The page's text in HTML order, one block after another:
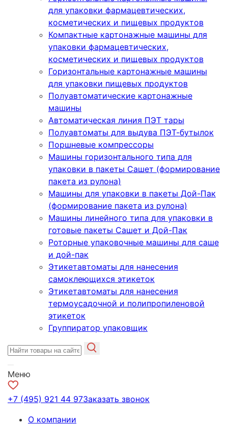
для упаковки фармацевтических,
косметических и пищевых продуктов
Компактные картонажные машины для
упаковки фармацевтических,
косметических и пищевых продуктов
Горизонтальные картонажные машины
для упаковки пищевых продуктов
Полуавтоматические картонажные
машины
Автоматическая линия ПЭТ тары
Полуавтоматы для выдува ПЭТ-бутылок
Поршневые компрессоры
Машины горизонтального типа для
упаковки в пакеты Сашет (формирование
пакета из рулона)
Машины для упаковки в пакеты Дой-Пак
(формирование пакета из рулона)
Машины линейного типа для упаковки в
готовые пакеты Сашет и Дой-Пак
Роторные упаковочные машины для саше
и дой-пак
Этикетавтоматы для нанесения
самоклеющихся этикеток
Этикетавтоматы для нанесения
термоусадочной и полипропиленовой
этикеток
Группиратор упаковщик
Меню
+7 (495) 921 44 97Заказать звонок
О компании